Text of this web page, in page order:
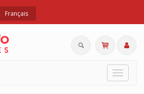
Français
Toggle